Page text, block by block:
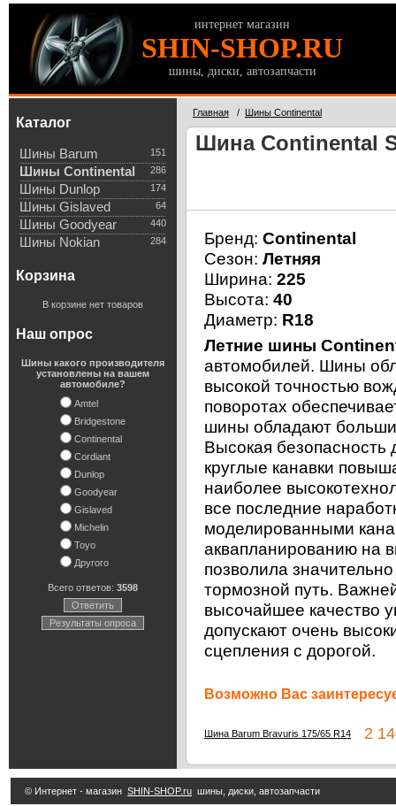
интернет магазин
SHIN-SHOP.RU
шины, диски, автозапчасти
Каталог
151
Шины Barum
286
Шины Continental
174
Шины Dunlop
64
Шины Gislaved
440
Шины Goodyear
284
Шины Nokian
Корзина
В корзине нет товаров
Наш опрос
Шины какого производителя
установлены на вашем
автомобиле?
Amtel
Bridgestone
Continental
Cordiant
Dunlop
Goodyear
Gislaved
Michelin
Toyo
Другого
Всего ответов: 3598
Ответить
Результаты опроса
Главная / Шины Continental
Шина Continental
Бренд: Continental
Сезон: Летняя
Ширина: 225
Высота: 40
Диаметр: R18
Летние шины
автомобилей. Шины
высокой точностью
поворотах
шины обладают
Высокая
круглые канавки
наиболее
все последние
моделированными
аквапланированию на
позволила
тормозной путь.
высочайшее качество
допускают очень
сцепления с дорогой.
Возможно Вас
Шина Barum Bravuris 175/65 R14 2
© Интернет - магазин SHIN-SHOP.ru шины, диски, автозапчасти